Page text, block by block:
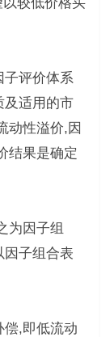
子评价体系
及适用的市
动性溢价,因
结果是确定
为因子组
因子组合表
偿,即低流动